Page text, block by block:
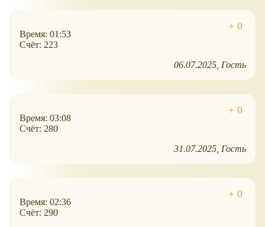
Время: 01:53
Счёт: 223
06.07.2025 Гость
Время: 03:08
Счёт: 280
31.07.2025 Гость
Время: 02:36
Счёт: 290